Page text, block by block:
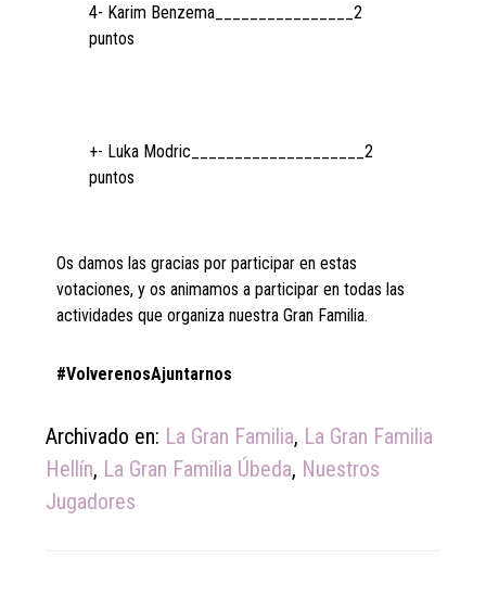
4- Karim Benzema________________2
puntos
+- Luka Modric____________________2
puntos
Os damos las gracias por participar en estas
votaciones, y os animamos a participar en todas las
actividades que organiza nuestra Gran Familia.
#VolverenosAjuntarnos
Archivado en: La Gran Familia, La Gran Familia
Hellín, La Gran Familia Úbeda, Nuestros
Jugadores